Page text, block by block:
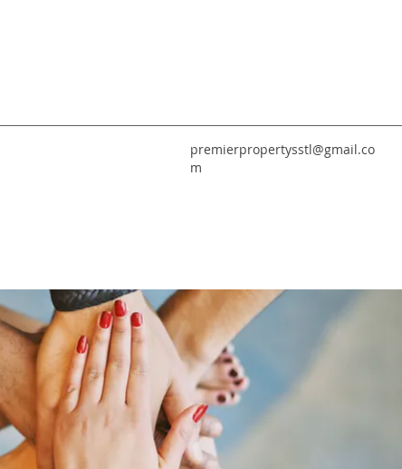
premierpropertysstl@gmail.co
m